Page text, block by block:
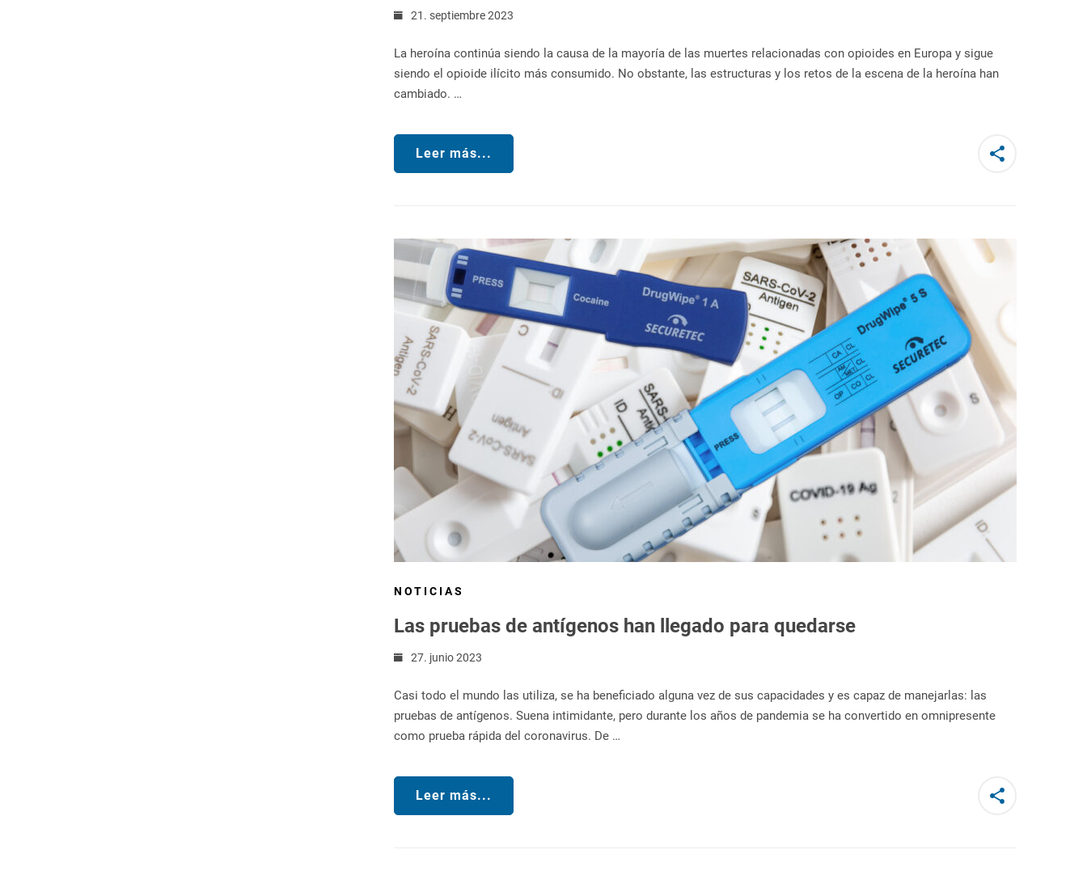
21. septiembre 2023
La heroína continúa siendo la causa de la mayoría de las muertes relacionadas con opioides en Europa y sigue
siendo el opioide ilícito más consumido. No obstante, las estructuras y los retos de la escena de la heroína han
cambiado. …
Leer más...
NOTICIAS
Las pruebas de antígenos han llegado para quedarse
27. junio 2023
Casi todo el mundo las utiliza, se ha beneficiado alguna vez de sus capacidades y es capaz de manejarlas: las
pruebas de antígenos. Suena intimidante, pero durante los años de pandemia se ha convertido en omnipresente
como prueba rápida del coronavirus. De …
Leer más...